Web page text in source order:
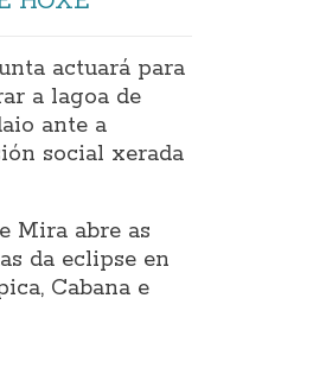
actuará para
a lagoa de
ante a
social xerada
Mira abre as
da eclipse en
Cabana e